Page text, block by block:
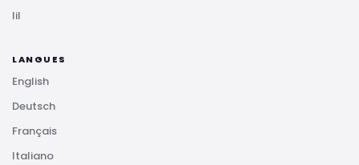
lil
LANGUES
English
Deutsch
Français
Italiano